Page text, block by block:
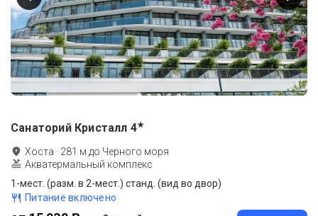
Санаторий Кристалл 4★
Хоста · 281 м до Черного моря
Акватермальный комплекс
1-мест. (разм. в 2-мест.) станд. (вид во двор)
Питание включено